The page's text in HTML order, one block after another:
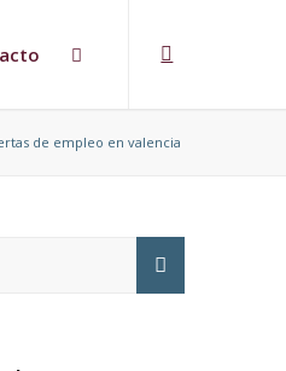
de empleo en valencia